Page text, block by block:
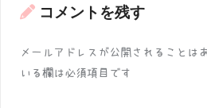
コメントを残す
メールアドレスが公開されることは
いる欄は必須項目です